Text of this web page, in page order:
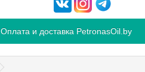
Оплата и доставка PetronasOil.by